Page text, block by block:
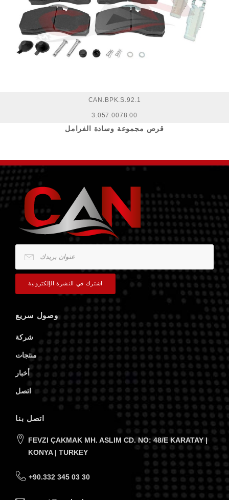
CAN.BPK.S.92.1
3.057.0078.00
قرص مجموعة وسادة الفرامل
وصول سريع
شركة
منتجات
أخبار
اتصل
اتصل بنا
FEVZI ÇAKMAK MH. ASLIM CD. NO: 48/E KARATAY |
KONYA | TURKEY
+90.332 345 03 30